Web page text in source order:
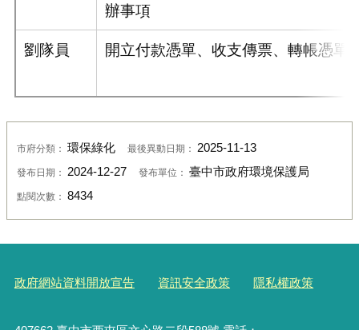
辦事項
劉隊員 開立付款憑單、收支傳票、轉帳憑單
市府分類： 環保綠化 最後異動日期： 2025-11-13
發布日期： 2024-12-27 發布單位： 臺中市政府環境保護局
點閱次數： 8434
政府網站資料開放宣告 資訊安全政策 隱私權政策